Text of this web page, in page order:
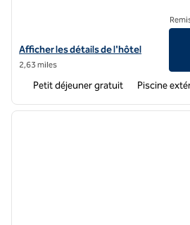
Afficher les détails de l'hôtel Home2
Afficher les détails de l'hôtel
2,63 miles
Petit déjeuner gratuit Piscine
1 sur 12